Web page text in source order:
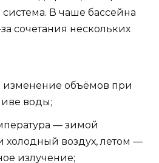
система. В чаше бассейна
сочетания нескольких
изменение объёмов при
воды;
— зимой
холодный воздух, летом —
излучение;